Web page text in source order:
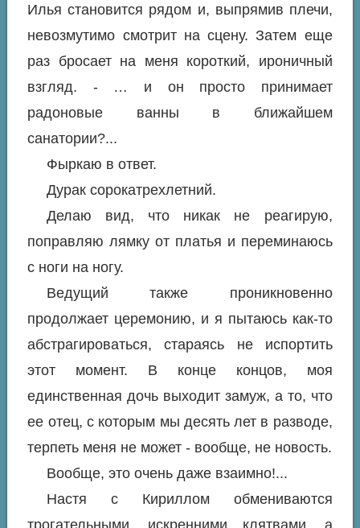
Илья становится рядом и, выпрямив плечи,
невозмутимо смотрит на сцену. Затем еще
раз бросает на меня короткий, ироничный
взгляд. - … и он просто принимает
радоновые ванны в ближайшем
санатории?...
Фыркаю в ответ.
Дурак сорокатрехлетний.
Делаю вид, что никак не реагирую,
поправляю лямку от платья и переминаюсь
с ноги на ногу.
Ведущий также проникновенно
продолжает церемонию, и я пытаюсь как-то
абстрагироваться, стараясь не испортить
этот момент. В конце концов, моя
единственная дочь выходит замуж, а то, что
ее отец, с которым мы десять лет в разводе,
терпеть меня не может - вообще, не новость.
Вообще, это очень даже взаимно!...
Настя с Кириллом обмениваются
трогательными, искренними клятвами, а